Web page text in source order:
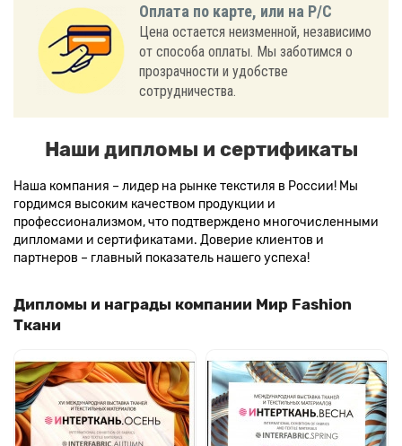
Оплата по карте, или на Р/С
Цена остается неизменной, независимо
от способа оплаты. Мы заботимся о
прозрачности и удобстве
сотрудничества.
Наши дипломы и сертификаты
Наша компания – лидер на рынке текстиля в России! Мы
гордимся высоким качеством продукции и
профессионализмом, что подтверждено многочисленными
дипломами и сертификатами. Доверие клиентов и
партнеров – главный показатель нашего успеха!
Дипломы и награды компании Мир Fashion
Ткани